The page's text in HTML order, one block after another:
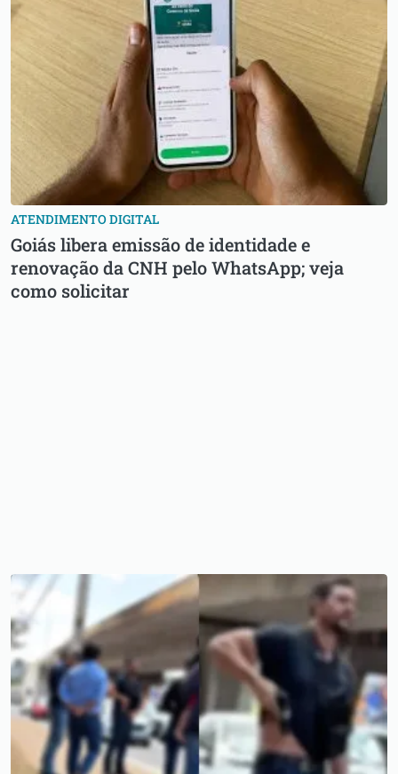
ATENDIMENTO DIGITAL
Goiás libera emissão de identidade e
renovação da CNH pelo WhatsApp; veja
como solicitar